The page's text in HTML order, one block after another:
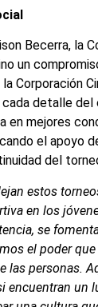
Becerra, la
un
Corporación
cada detalle
en mejores
el apoyo
del
estos
en los
se
el poder
las personas.
encuentran un